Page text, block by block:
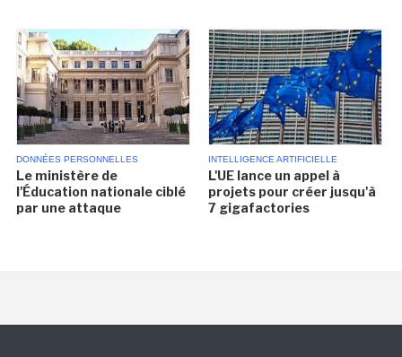
DONNÉES PERSONNELLES
Le ministère de
l'Éducation nationale ciblé
par une attaque
INTELLIGENCE ARTIFICIELLE
L'UE lance un appel à
projets pour créer jusqu'à
7 gigafactories